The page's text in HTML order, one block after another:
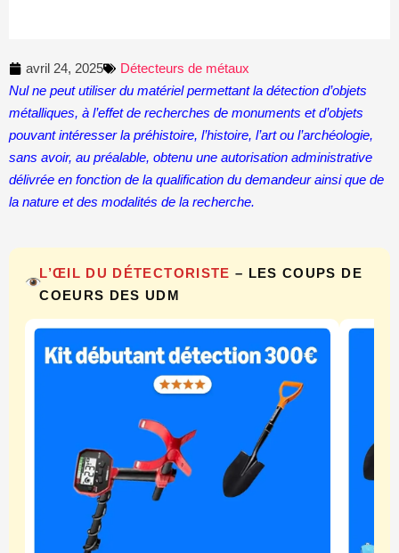
avril 24, 2025
Détecteurs de métaux
Nul ne peut utiliser du matériel permettant la détection d’objets
métalliques, à l’effet de recherches de monuments et d’objets
pouvant intéresser la préhistoire, l’histoire, l’art ou l’archéologie,
sans avoir, au préalable, obtenu une autorisation administrative
délivrée en fonction de la qualification du demandeur ainsi que de
la nature et des modalités de la recherche.
L’ŒIL DU DÉTECTORISTE – LES COUPS DE
COEURS DES UDM